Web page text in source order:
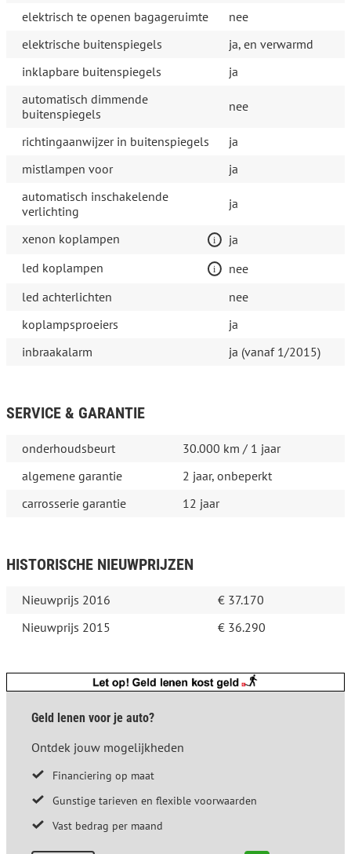
elektrisch te openen bagageruimte
nee
elektrische buitenspiegels
ja, en verwarmd
inklapbare buitenspiegels
ja
automatisch dimmende
buitenspiegels
nee
richtingaanwijzer in buitenspiegels
ja
mistlampen voor
ja
automatisch inschakelende
verlichting
ja
xenon koplampen
ja
led koplampen
nee
led achterlichten
nee
koplampsproeiers
ja
inbraakalarm
ja (vanaf 1/2015)
SERVICE & GARANTIE
onderhoudsbeurt
30.000 km / 1 jaar
algemene garantie
2 jaar, onbeperkt
carrosserie garantie
12 jaar
HISTORISCHE NIEUWPRIJZEN
Nieuwprijs 2016
€ 37.170
Nieuwprijs 2015
€ 36.290
Geld lenen voor je auto?
Ontdek jouw mogelijkheden
Financiering op maat
Gunstige tarieven en flexible voorwaarden
Vast bedrag per maand